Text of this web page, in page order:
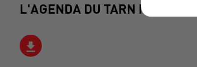
L'AGENDA DU TARN NORD